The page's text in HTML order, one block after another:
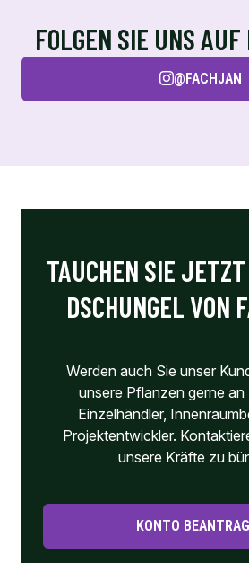
FOLGEN SIE UNS
@FACHJAN
TAUCHEN SIE
DSCHUNGEL VON
Werden auch Sie unser
unsere Pflanzen gerne an
Einzelhändler,
Projektentwickler.
unsere Kräfte zu
KONTO